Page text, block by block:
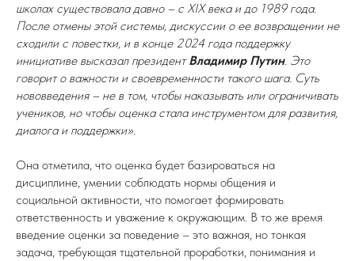
школах существовала давно – с XIX века и до 1989 года.
После отмены этой системы, дискуссии о ее возвращении не
сходили с повестки, и в конце 2024 года поддержку
инициативе высказал президентВладимир Путин. Это
говорит о важности и своевременности такого шага. Суть
нововведения – не в том, чтобы наказывать или ограничивать
учеников, но чтобы оценка стала инструментом для развития,
диалога и поддержки».
Она отметила, что оценка будет базироваться на
дисциплине, умении соблюдать нормы общения и
социальной активности, что помогает формировать
ответственность и уважение к окружающим. В то же время
введение оценки за поведение – это важная, но тонкая
задача, требующая тщательной проработки, понимания и